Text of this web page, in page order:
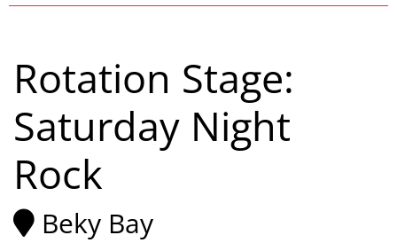
Rotation Stage:
Saturday Night
Rock
Beky Bay